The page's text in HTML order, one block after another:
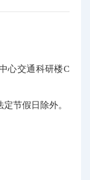
心交通科研楼C
节假日除外。